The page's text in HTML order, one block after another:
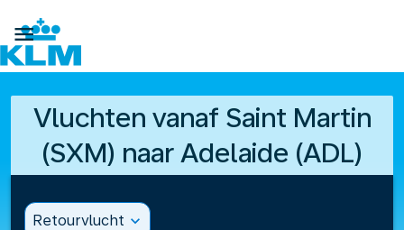

Vluchten vanaf Saint Martin
(SXM) naar Adelaide (ADL)
Retourvlucht expand_more